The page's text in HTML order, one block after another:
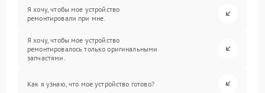
Я хочу, чтобы мое устройство
ремонтировали при мне.
Я хочу, чтобы мое устройство
ремонтировалось только оригинальными
запчастями.
Как я узнаю, что мое устройство готово?